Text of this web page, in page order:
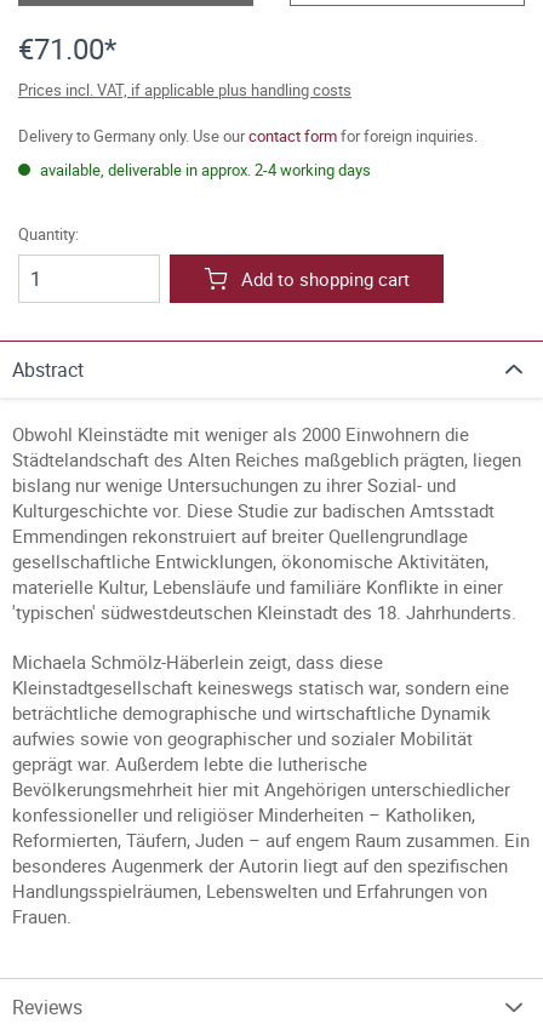
€71.00*
Prices incl. VAT, if applicable plus handling costs
Delivery to Germany only. Use ourcontact formfor foreign inquiries.
available, deliverable in approx. 2-4 working days
Quantity:
Add to shopping cart
Abstract
Obwohl Kleinstädte mit weniger als 2000 Einwohnern die
Städtelandschaft des Alten Reiches maßgeblich prägten, liegen
bislang nur wenige Untersuchungen zu ihrer Sozial- und
Kulturgeschichte vor. Diese Studie zur badischen Amtsstadt
Emmendingen rekonstruiert auf breiter Quellengrundlage
gesellschaftliche Entwicklungen, ökonomische Aktivitäten,
materielle Kultur, Lebensläufe und familiäre Konflikte in einer
'typischen' südwestdeutschen Kleinstadt des 18. Jahrhunderts.
Michaela Schmölz-Häberlein zeigt, dass diese
Kleinstadtgesellschaft keineswegs statisch war, sondern eine
beträchtliche demographische und wirtschaftliche Dynamik
aufwies sowie von geographischer und sozialer Mobilität
geprägt war. Außerdem lebte die lutherische
Bevölkerungsmehrheit hier mit Angehörigen unterschiedlicher
konfessioneller und religiöser Minderheiten – Katholiken,
Reformierten, Täufern, Juden – auf engem Raum zusammen. Ein
besonderes Augenmerk der Autorin liegt auf den spezifischen
Handlungsspielräumen, Lebenswelten und Erfahrungen von
Frauen.
Reviews